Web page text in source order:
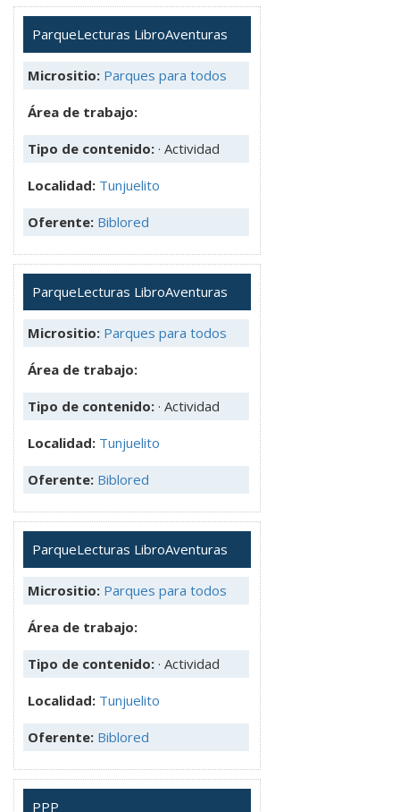
ParqueLecturas LibroAventuras
Micrositio: Parques para todos
Área de trabajo:
Tipo de contenido: · Actividad
Localidad: Tunjuelito
Oferente: Biblored
ParqueLecturas LibroAventuras
Micrositio: Parques para todos
Área de trabajo:
Tipo de contenido: · Actividad
Localidad: Tunjuelito
Oferente: Biblored
ParqueLecturas LibroAventuras
Micrositio: Parques para todos
Área de trabajo:
Tipo de contenido: · Actividad
Localidad: Tunjuelito
Oferente: Biblored
PPP